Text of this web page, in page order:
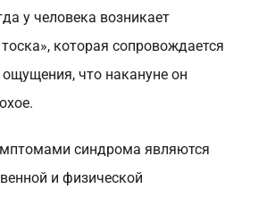
у человека возникает
которая сопровождается
что накануне он
синдрома являются
и физической